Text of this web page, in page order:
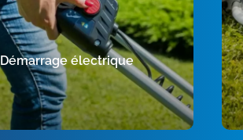
Démarrage électrique